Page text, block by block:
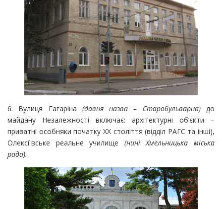
6. Вулиця Гагаріна (давня назва – Старобульварна)до
майдану Незалежності включає: архітектурні об’єкти –
приватні особняки початку ХХ століття (відділ РАГС та інші),
Олексіївське реальне училище (нині Хмельницька міська
рада).